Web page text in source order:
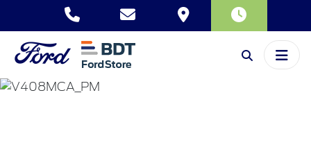
TOURNEO
CONNECT